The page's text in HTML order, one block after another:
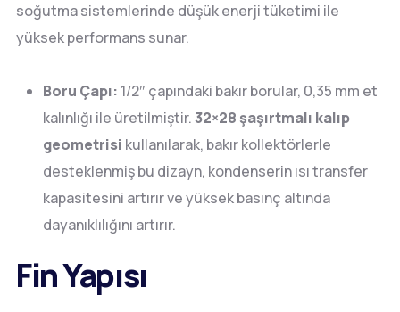
soğutma sistemlerinde düşük enerji tüketimi ile
yüksek performans sunar.
Boru Çapı: 1/2″ çapındaki bakır borular, 0,35 mm et
kalınlığı ile üretilmiştir.32×28 şaşırtmalı kalıp
geometrisi kullanılarak, bakır kollektörlerle
desteklenmiş bu dizayn, kondenserin ısı transfer
kapasitesini artırır ve yüksek basınç altında
dayanıklılığını artırır.
Fin Yapısı